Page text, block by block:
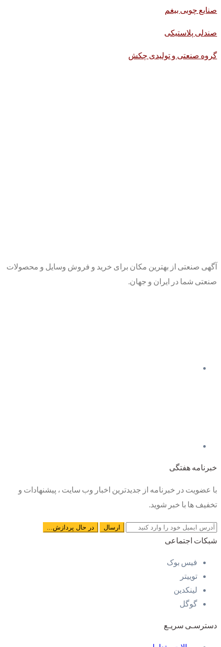
صنایع چوبی بیغم
صندلی پلاستیکی
گروه صنعتی و تولیدی چکش
آگهی صنعتی از بهترین مکان برای خرید و فروش وسایل و محصولات
صنعتی شما در ایران و جهان.
خبرنامه هفتگی
با عضویت در خبرنامه از جدیدترین اخبار وب سایت ، پیشنهادات و
تخفیف ها با خبر شوید.
شبکات اجتماعی
فیس بوک
توییتر
لینکدین
گوگل
دسترسـی سریـع